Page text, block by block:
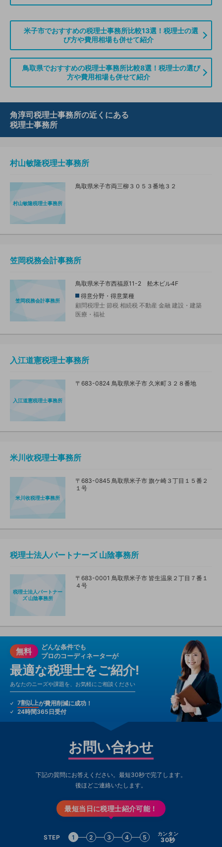
無料登録のご案内はこちら
米子市でおすすめの税理士事務所比較13選！税理士の選
び方や費用相場も併せて紹介
鳥取県でおすすめの税理士事務所比較8選！税理士の選び
方や費用相場も併せて紹介
角淳司税理士事務所の近くにある
税理士事務所
村山敏隆税理士事務所
村山敏隆税理士事務所
鳥取県米子市両三柳３０５３番地３２
笠岡税務会計事務所
笠岡税務会計事務所
鳥取県米子市西福原11-2 舩木ビル4F
得意分野・得意業種
顧問税理士 節税 相続税 不動産 金融 建設・建築
医療・福祉
入江道憲税理士事務所
入江道憲税理士事務所
〒683-0824 鳥取県米子市 久米町３２８番地
米川收税理士事務所
米川收税理士事務所
〒683-0845 鳥取県米子市 旗ケ崎３丁目１５番２
１号
税理士法人パートナーズ 山陰事務所
税理士法人パートナー
ズ 山陰事務所
〒683-0001 鳥取県米子市 皆生温泉２丁目７番１
４号
無料
どんな条件でも
プロのコーディネーターが
最適な税理士をご紹介!
あなたのニーズや課題を、お気軽にご相談ください
7割以上が費用削減に成功！
24時間365日受付
お問い合わせ
下記の質問にお答えください。最短30秒で完了します。
後ほどご連絡いたします。
最短当日に税理士紹介可能！
STEP 1 2 3 4 5 カンタン
30秒